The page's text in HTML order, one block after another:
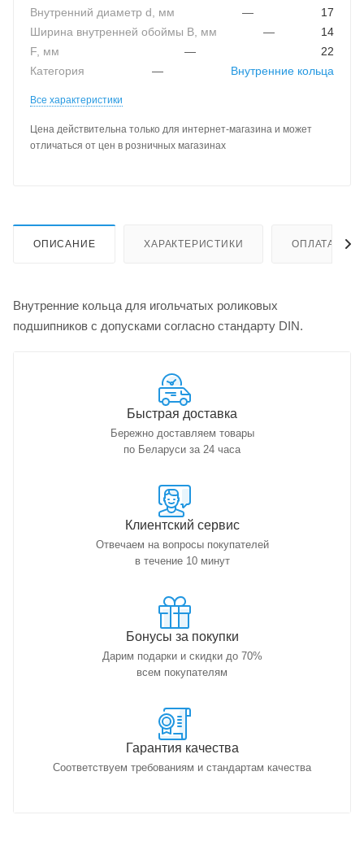
Внутренний диаметр d, мм
—
17
Ширина внутренней обоймы B, мм
—
14
F, мм
—
22
Категория
— Внутренние кольца
Все характеристики
Цена действительна только для интернет-магазина и может
отличаться от цен в розничных магазинах
ОПИСАНИЕ ХАРАКТЕРИСТИКИ ОПЛАТА
Внутренние кольца для игольчатых роликовых
подшипников с допусками согласно стандарту DIN.
Быстрая доставка
Бережно доставляем товары
по Беларуси за 24 часа
Клиентский сервис
Отвечаем на вопросы покупателей
в течение 10 минут
Бонусы за покупки
Дарим подарки и скидки до 70%
всем покупателям
Гарантия качества
Соответствуем требованиям и стандартам качества